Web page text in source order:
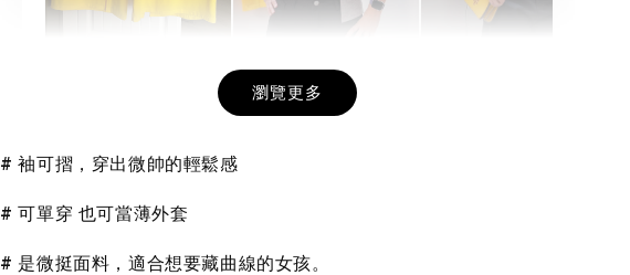
NT$ 190
NT$ 450
- +
希望相隨雙面T
NT$ 190
瀏覽更多
# 袖可摺，穿出微帥的輕鬆感
# 可單穿 也可當薄外套
# 是微挺面料，適合想要藏曲線的女孩。